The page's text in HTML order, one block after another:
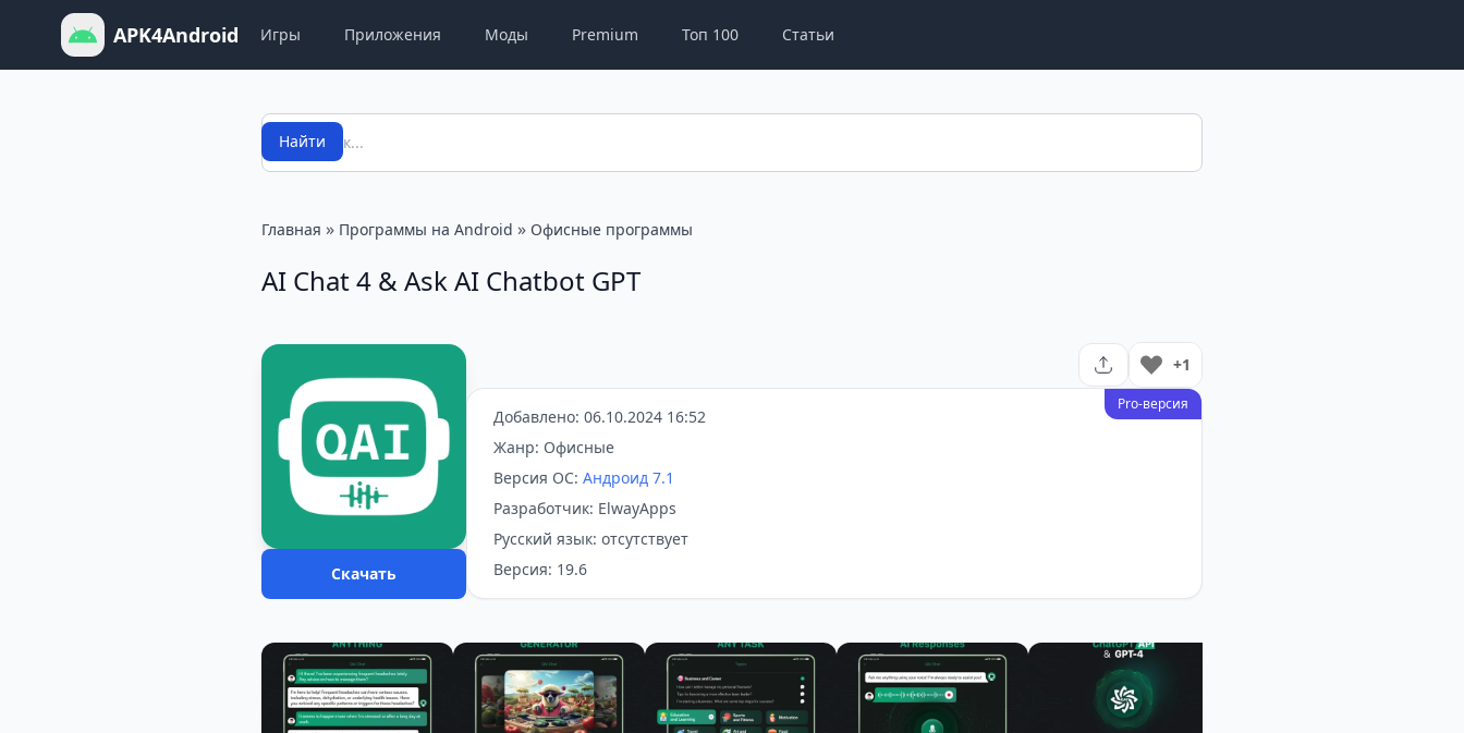
APK4Android Игры Приложения Моды Premium Топ 100 Статьи
Поиск
Найти
Главная » Программы на Android » Офисные программы
AI Chat 4 & Ask AI Chatbot GPT
Скачать
+1
Pro-версия
Добавлено: 06.10.2024 16:52
Жанр: Офисные
Версия ОС: Андроид 7.1
Разработчик: ElwayApps
Русский язык: отсутствует
Версия: 19.6